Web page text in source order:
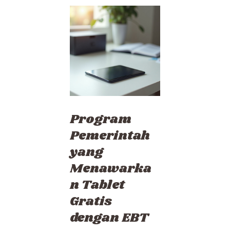
Program
Pemerintah
yang
Menawarka
n Tablet
Gratis
dengan EBT